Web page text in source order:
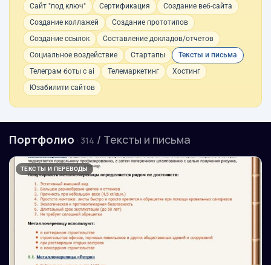
Сайт "под ключ"
Сертификация
Создание веб-сайта
Создание коллажей
Создание прототипов
Создание ссылок
Составление докладов/отчетов
Социальное воздействие
Стартапы
Тексты и письма
Телеграм боты с ai
Телемаркетинг
Хостинг
Юзабилити сайтов
Портфолио · 314 / Тексты и письма
ТЕКСТЫ И ПЕРЕВОДЫ